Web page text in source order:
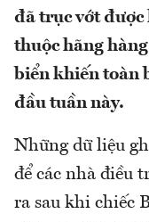
đã trục vớt được
thuộc hãng
biển khiến toàn
đầu tuần này.
Những dữ liệu
để các nhà điều
ra sau khi chiếc